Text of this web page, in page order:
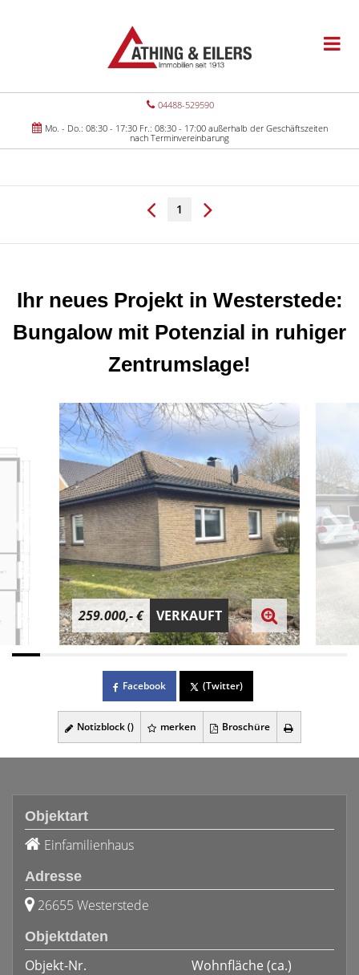
04488-529590
Mo. - Do.: 08:30 - 17:30 Fr.: 08:30 - 17:00 außerhalb der Geschäftszeiten
nach Terminvereinbarung
1
Ihr neues Projekt in Westerstede:
Bungalow mit Potenzial in ruhiger
Zentrumslage!
259.000,- € VERKAUFT
Facebook (Twitter)
Notizblock () merken Broschüre
Objektart
Einfamilienhaus
Adresse
26655 Westerstede
Objektdaten
Objekt-Nr.
Wohnfläche (ca.)